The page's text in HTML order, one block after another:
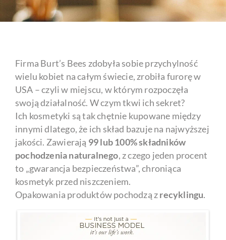
Firma Burt’s Bees zdobyła sobie przychylność
wielu kobiet na całym świecie, zrobiła furorę w
USA – czyli w miejscu, w którym rozpoczęła
swoją działalność. W czym tkwi ich sekret?
Ich kosmetyki są tak chętnie kupowane między
innymi dlatego, że ich skład bazuje na najwyższej
jakości. Zawierają 99 lub 100% składników
pochodzenia naturalnego, z czego jeden procent
to „gwarancja bezpieczeństwa”, chroniąca
kosmetyk przed niszczeniem.
Opakowania produktów pochodzą zrecyklingu.